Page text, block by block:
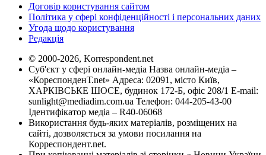
Договір користування сайтом
Політика у сфері конфіденційності і персональних даних
Угода щодо користування
Редакція
© 2000-2026, Korrespondent.net
Суб'єкт у сфері онлайн-медіа Назва онлайн-медіа –
«КореспонденТ.net» Адреса: 02091, місто Київ,
ХАРКІВСЬКЕ ШОСЕ, будинок 172-Б, офіс 208/1 E-mail:
sunlight@mediadim.com.ua Телефон: 044-205-43-00
Ідентифікатор медіа – R40-06068
Використання будь-яких матеріалів, розміщених на
сайті, дозволяється за умови посилання на
Корреспондент.net.